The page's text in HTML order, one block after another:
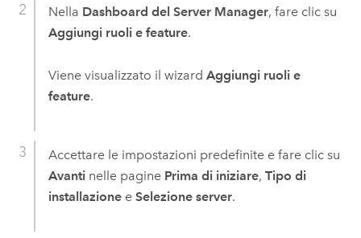
Nella Dashboard del Server Manager, fare clic su
Aggiungi ruoli e feature.
Viene visualizzato il wizard Aggiungi ruoli e
feature.
Accettare le impostazioni predefinite e fare clic su
Avantinelle pagine Prima di iniziare, Tipo di
installazionee Selezione server.